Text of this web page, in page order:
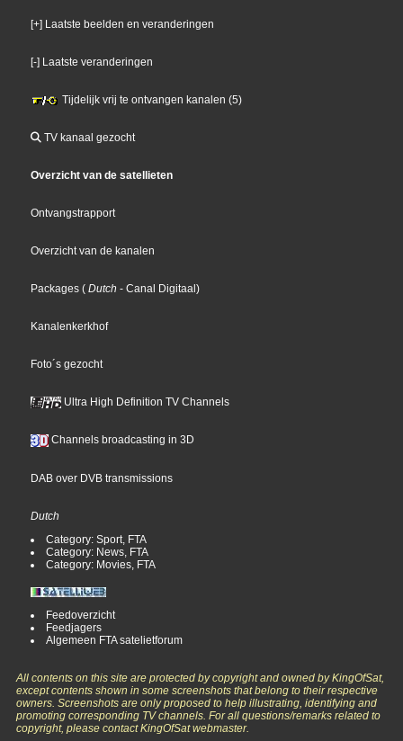
[+] Laatste beelden en veranderingen
[-] Laatste veranderingen
Tijdelijk vrij te ontvangen kanalen (5)
TV kanaal gezocht
Overzicht van de satellieten
Ontvangstrapport
Overzicht van de kanalen
Packages ( Dutch - Canal Digitaal)
Kanalenkerkhof
Foto´s gezocht
Ultra High Definition TV Channels
Channels broadcasting in 3D
DAB over DVB transmissions
Dutch
Category: Sport, FTA
Category: News, FTA
Category: Movies, FTA
Feedoverzicht
Feedjagers
Algemeen FTA satelietforum
All contents on this site are protected by copyright and owned by KingOfSat,
except contents shown in some screenshots that belong to their respective
owners. Screenshots are only proposed to help illustrating, identifying and
promoting corresponding TV channels. For all questions/remarks related to
copyright, please contact KingOfSat webmaster.